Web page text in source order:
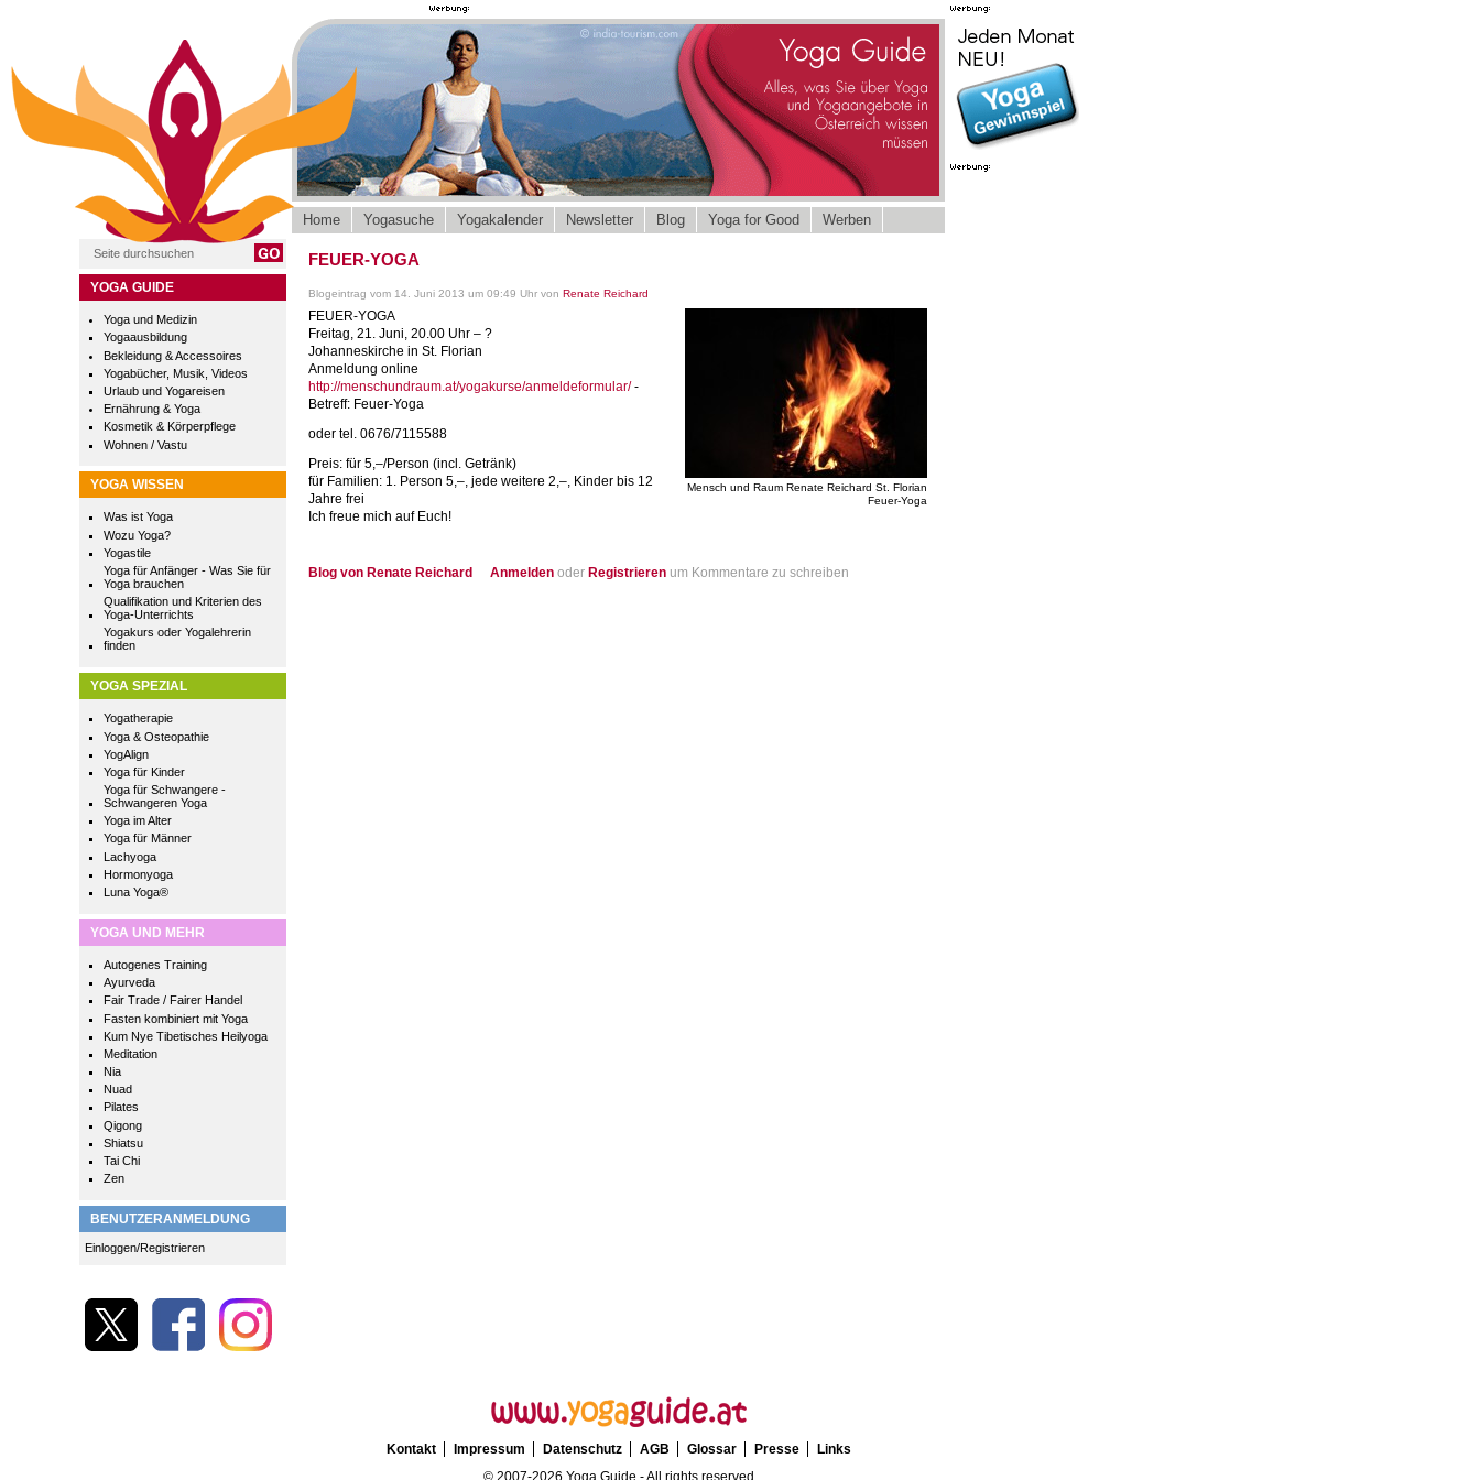
YOGA GUIDE
Yoga und Medizin
Yogaausbildung
Bekleidung & Accessoires
Yogabücher, Musik, Videos
Urlaub und Yogareisen
Ernährung & Yoga
Kosmetik & Körperpflege
Wohnen / Vastu
YOGA WISSEN
Was ist Yoga
Wozu Yoga?
Yogastile
Yoga für Anfänger - Was Sie für
Yoga brauchen
Qualifikation und Kriterien des
Yoga-Unterrichts
Yogakurs oder Yogalehrerin
finden
YOGA SPEZIAL
Yogatherapie
Yoga & Osteopathie
YogAlign
Yoga für Kinder
Yoga für Schwangere -
Schwangeren Yoga
Yoga im Alter
Yoga für Männer
Lachyoga
Hormonyoga
Luna Yoga®
YOGA UND MEHR
Autogenes Training
Ayurveda
Fair Trade / Fairer Handel
Fasten kombiniert mit Yoga
Kum Nye Tibetisches Heilyoga
Meditation
Nia
Nuad
Pilates
Qigong
Shiatsu
Tai Chi
Zen
BENUTZERANMELDUNG
Einloggen/Registrieren
Home Yogasuche Yogakalender Newsletter Blog Yoga for Good Werben
FEUER-YOGA
Blogeintrag vom 14. Juni 2013 um 09:49 Uhr von Renate Reichard
Mensch und Raum Renate Reichard St. Florian
Feuer-Yoga
FEUER-YOGA
Freitag, 21. Juni, 20.00 Uhr – ?
Johanneskirche in St. Florian
Anmeldung online
http://menschundraum.at/yogakurse/anmeldeformular/-
Betreff: Feuer-Yoga
oder tel. 0676/7115588
Preis: für 5,–/Person (incl. Getränk)
für Familien: 1. Person 5,–, jede weitere 2,–, Kinder bis 12
Jahre frei
Ich freue mich auf Euch!
Blog von Renate Reichard Anmelden oder Registrieren um Kommentare zu schreiben
Kontakt Impressum Datenschutz AGB Glossar Presse
Links
© 2007-2026 Yoga Guide - All rights reserved